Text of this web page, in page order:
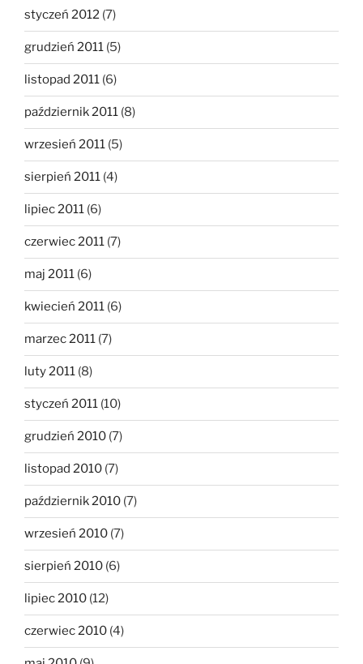
styczeń 2012 (7)
grudzień 2011 (5)
listopad 2011 (6)
październik 2011 (8)
wrzesień 2011 (5)
sierpień 2011 (4)
lipiec 2011 (6)
czerwiec 2011 (7)
maj 2011 (6)
kwiecień 2011 (6)
marzec 2011 (7)
luty 2011 (8)
styczeń 2011 (10)
grudzień 2010 (7)
listopad 2010 (7)
październik 2010 (7)
wrzesień 2010 (7)
sierpień 2010 (6)
lipiec 2010 (12)
czerwiec 2010 (4)